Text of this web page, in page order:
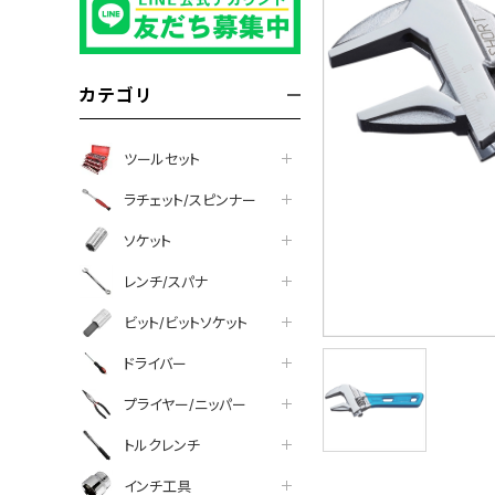
カテゴリ
ツールセット
ラチェット/スピンナー
ソケット
レンチ/スパナ
ビット/ビットソケット
ドライバー
プライヤー/ニッパー
トルクレンチ
インチ工具